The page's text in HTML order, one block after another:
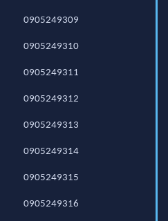
0905249309
0905249310
0905249311
0905249312
0905249313
0905249314
0905249315
0905249316